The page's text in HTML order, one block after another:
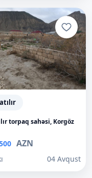
torpaq sahəsi, Korgöz
AZN
04 Avqust